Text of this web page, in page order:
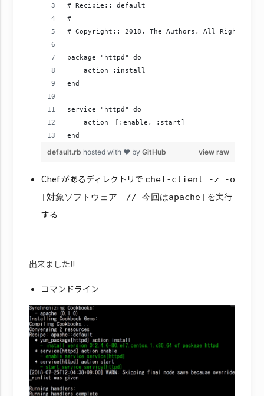
# Recipie:: default
#
# Copyright:: 2018, The Authors, All Rights
package "httpd" do
    action :install
end
service "httpd" do
    action　[:enable, :start]
end
view raw
default.rb hosted with ❤ by GitHub
Chef があるディレクトリで chef-client -z -o
[対象ソフトウェア // 今回はapache] を実行
する
出来ました!!
コマンドライン